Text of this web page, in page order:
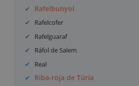
Rafelbunyol
Rafelcofer
Rafelguaraf
Ráfol de Salem
Real
Riba-roja de Túria